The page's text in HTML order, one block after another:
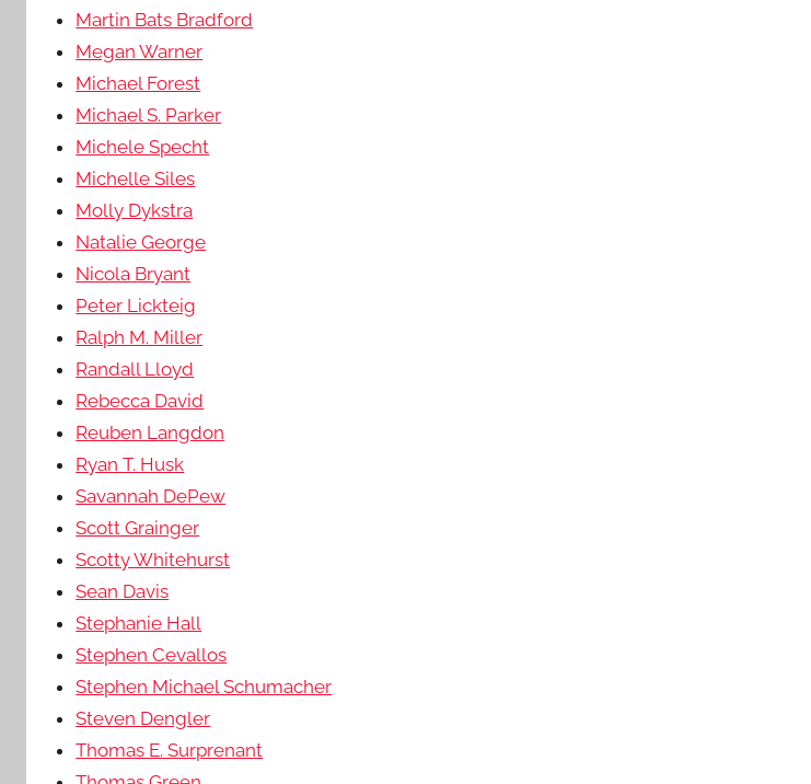
Martin Bats Bradford
Megan Warner
Michael Forest
Michael S. Parker
Michele Specht
Michelle Siles
Molly Dykstra
Natalie George
Nicola Bryant
Peter Lickteig
Ralph M. Miller
Randall Lloyd
Rebecca David
Reuben Langdon
Ryan T. Husk
Savannah DePew
Scott Grainger
Scotty Whitehurst
Sean Davis
Stephanie Hall
Stephen Cevallos
Stephen Michael Schumacher
Steven Dengler
Thomas E. Surprenant